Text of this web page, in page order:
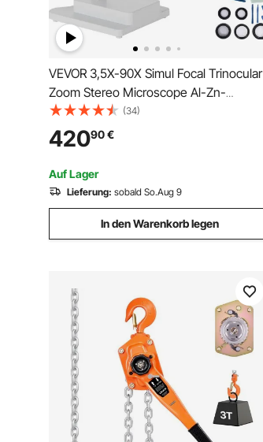
VEVOR 3,5X-90X Simul Focal Trinocular
Zoom Stereo Microscope Al-Zn-
Legierung 360 Grad Drehbar
Trinokulares Stereomikroskop Dual
Armstativ Labor Video Mikroskop zwei
höhenverstellbar Ständer Zubehör
(34)
42090€
Auf Lager
Lieferung: sobald So.Aug 9
In den Warenkorb legen